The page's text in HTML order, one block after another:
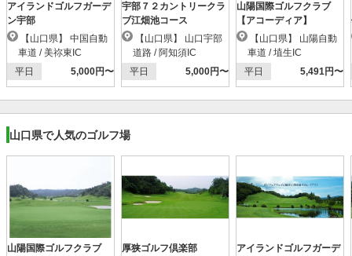
アイランドゴルフガーデ
ン宇部
車道 / 美祢東IC
平日
5,000円〜
宇部７２カントリークラ
ブ江畑池コース
道路 / 阿知須IC
平日
5,000円〜
山陽国際ゴルフクラブ
【アコーディア】
車道 / 埴生IC
平日
5,491円〜
山口県で人気のゴルフ場
山陽国際ゴルフクラブ
厚狭ゴルフ倶楽部
アイランドゴルフガーデ